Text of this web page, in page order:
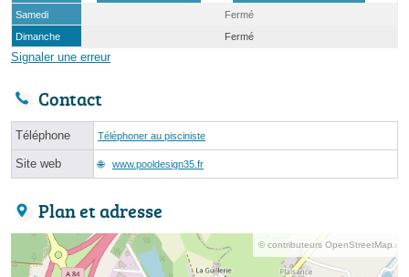
Samedi
Fermé
Dimanche
Fermé
Signaler une erreur
Contact
Téléphone Téléphoner au pisciniste
Site web www.pooldesign35.fr
Plan et adresse
© contributeurs OpenStreetMap